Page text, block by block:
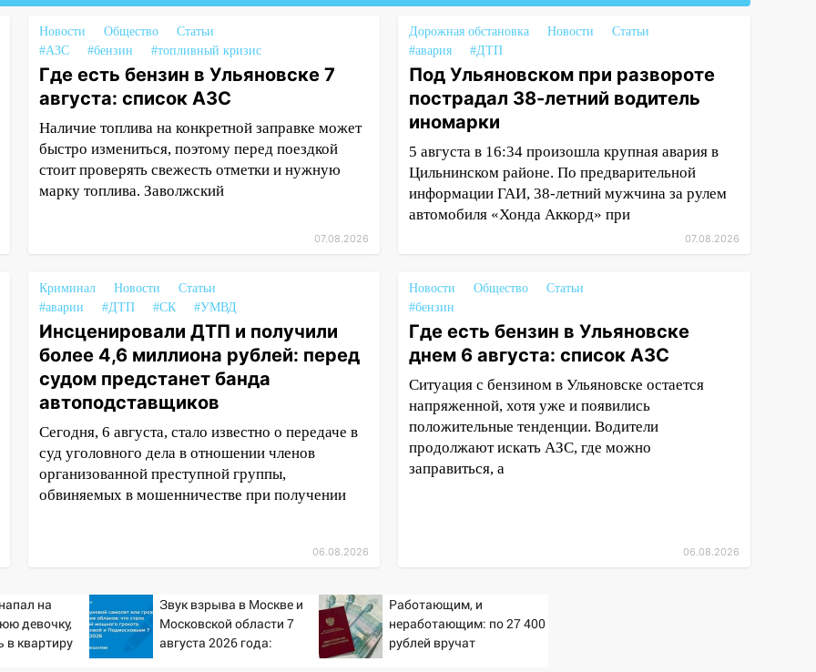
Новости Общество
Статьи
#АЗС
#бензин #топливный кризис
Где есть бензин в Ульяновске 7
августа: список АЗС
Наличие топлива на конкретной заправке может
быстро измениться, поэтому перед поездкой
стоит проверять свежесть отметки и нужную
марку топлива. Заволжский
07.08.2026
Дорожная обстановка Новости
Статьи
#авария
#ДТП
Под Ульяновском при развороте
пострадал 38-летний водитель
иномарки
5 августа в 16:34 произошла крупная авария в
Цильнинском районе. По предварительной
информации ГАИ, 38-летний мужчина за рулем
автомобиля «Хонда Аккорд» при
07.08.2026
Криминал Новости
Статьи
#аварии
#ДТП #СК #УМВД
Инсценировали ДТП и получили
более 4,6 миллиона рублей: перед
судом предстанет банда
автоподставщиков
Сегодня, 6 августа, стало известно о передаче в
суд уголовного дела в отношении членов
организованной преступной группы,
обвиняемых в мошенничестве при получении
06.08.2026
Новости Общество
Статьи
#бензин
Где есть бензин в Ульяновске
днем 6 августа: список АЗС
Ситуация с бензином в Ульяновске остается
напряженной, хотя уже и появились
положительные тенденции. Водители
продолжают искать АЗС, где можно
заправиться, а
06.08.2026
на
девочку,
в квартиру
Звук взрыва в Москве и
Московской области 7
августа 2026 года:
Работающим, и
неработающим: по 27 400
рублей вручат